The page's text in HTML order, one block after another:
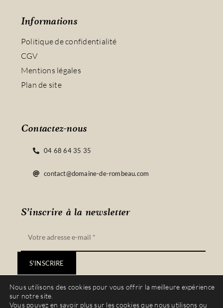
Informations
Politique de confidentialité
CGV
Mentions légales
Plan de site
S’inscrire à la newsletter
S'INSCRIRE
Contactez-nous
04 68 64 35 35
contact@domaine-de-rombeau.com
Nous utilisons des cookies pour vous offrir la meilleure expérience
sur notre site.
Vous pouvez en savoir plus sur les cookies que nous utilisons ou